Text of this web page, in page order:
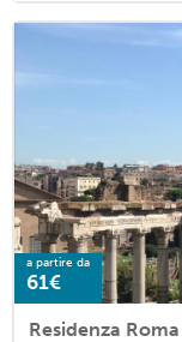
a partire da
61€
Residenza